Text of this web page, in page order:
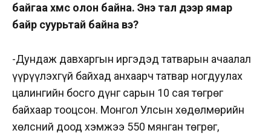
байгаа хүмүүс олон байна. Энэ тал дээр ямар
байр суурьтай байна вэ?
-Дундаж давхаргын иргэдэд татварын ачаалал
үүрүүлэхгүй байхад анхаарч татвар ногдуулах
цалингийн босго дүнг сарын 10 сая төгрөг
байхаар тооцсон. Монгол Улсын хөдөлмөрийн
хөлсний доод хэмжээ 550 мянган төгрөг,